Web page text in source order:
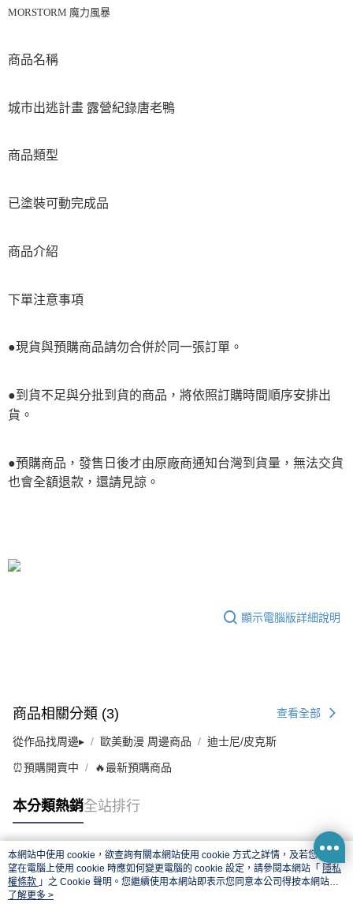
MORSTORM 魔力風暴
商品名稱
城市出逃計畫 露營紀錄唐老鴨
商品類型
已塗裝可動完成品
商品介紹
下單注意事項
●現貨與預購商品請勿合併於同一張訂單。
●到貨不足與分批到貨的商品，將依照訂購時間順序安排出
貨。
●預購商品，發售日後才由原廠商通知台灣到貨量，無法交貨
也會全額退款，還請見諒。
顯示電腦版詳細說明
商品相關分類 (3) 查看全部
從作品找周邊▸ 歐美動漫 周邊商品 迪士尼/皮克斯
⏰預購開賣中 🔥最新預購商品
本分類熱銷全站排行
熱門標籤
本網站中使用 cookie，欲查詢有關本網站使用 cookie 方式之詳情，及若您不希
望在電腦上使用 cookie 時應如何變更電腦的 cookie 設定，請參閱本網站「 隱私
權條款 」之 Cookie 聲明。您繼續使用本網站即表示您同意本公司得按本網站使
用條款之 Cookie 聲明使用 cookie。
了解更多 >